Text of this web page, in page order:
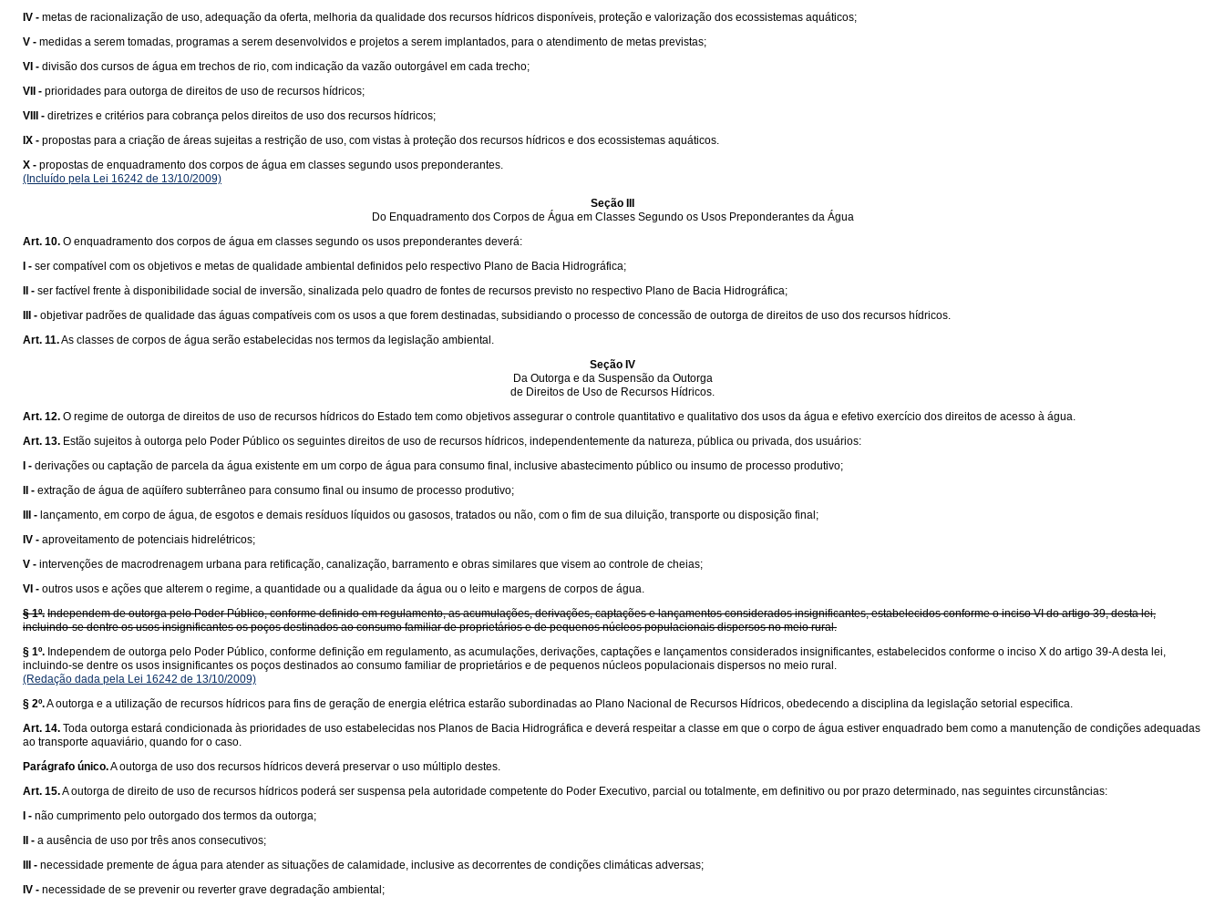
IV - metas de racionalização de uso, adequação da oferta, melhoria da qualidade dos recursos hídricos disponíveis, proteção e valorização dos ecossistemas aquáticos;
V - medidas a serem tomadas, programas a serem desenvolvidos e projetos a serem implantados, para o atendimento de metas previstas;
VI - divisão dos cursos de água em trechos de rio, com indicação da vazão outorgável em cada trecho;
VII - prioridades para outorga de direitos de uso de recursos hídricos;
VIII - diretrizes e critérios para cobrança pelos direitos de uso dos recursos hídricos;
IX - propostas para a criação de áreas sujeitas a restrição de uso, com vistas à proteção dos recursos hídricos e dos ecossistemas aquáticos.
X - propostas de enquadramento dos corpos de água em classes segundo usos preponderantes.
(Incluído pela Lei 16242 de 13/10/2009)
Seção III
Do Enquadramento dos Corpos de Água em Classes Segundo os Usos Preponderantes da Água
Art. 10. O enquadramento dos corpos de água em classes segundo os usos preponderantes deverá:
I - ser compatível com os objetivos e metas de qualidade ambiental definidos pelo respectivo Plano de Bacia Hidrográfica;
II - ser factível frente à disponibilidade social de inversão, sinalizada pelo quadro de fontes de recursos previsto no respectivo Plano de Bacia Hidrográfica;
III - objetivar padrões de qualidade das águas compatíveis com os usos a que forem destinadas, subsidiando o processo de concessão de outorga de direitos de uso dos recursos hídricos.
Art. 11.As classes de corpos de água serão estabelecidas nos termos da legislação ambiental.
Seção IV
Da Outorga e da Suspensão da Outorga
de Direitos de Uso de Recursos Hídricos.
Art. 12. O regime de outorga de direitos de uso de recursos hídricos do Estado tem como objetivos assegurar o controle quantitativo e qualitativo dos usos da água e efetivo exercício dos direitos de acesso à água.
Art. 13. Estão sujeitos à outorga pelo Poder Público os seguintes direitos de uso de recursos hídricos, independentemente da natureza, pública ou privada, dos usuários:
I - derivações ou captação de parcela da água existente em um corpo de água para consumo final, inclusive abastecimento público ou insumo de processo produtivo;
II - extração de água de aqüífero subterrâneo para consumo final ou insumo de processo produtivo;
III - lançamento, em corpo de água, de esgotos e demais resíduos líquidos ou gasosos, tratados ou não, com o fim de sua diluição, transporte ou disposição final;
IV - aproveitamento de potenciais hidrelétricos;
V - intervenções de macrodrenagem urbana para retificação, canalização, barramento e obras similares que visem ao controle de cheias;
VI - outros usos e ações que alterem o regime, a quantidade ou a qualidade da água ou o leito e margens de corpos de água.
§ 1º. Independem de outorga pelo Poder Público, conforme definido em regulamento, as acumulações, derivações, captações e lançamentos considerados insignificantes, estabelecidos conforme o inciso VI do artigo 39, desta lei,
incluindo-se dentre os usos insignificantes os poços destinados ao consumo familiar de proprietários e de pequenos núcleos populacionais dispersos no meio rural.
§ 1º. Independem de outorga pelo Poder Público, conforme definição em regulamento, as acumulações, derivações, captações e lançamentos considerados insignificantes, estabelecidos conforme o inciso X do artigo 39-A desta lei,
incluindo-se dentre os usos insignificantes os poços destinados ao consumo familiar de proprietários e de pequenos núcleos populacionais dispersos no meio rural.
(Redação dada pela Lei 16242 de 13/10/2009)
§ 2º.A outorga e a utilização de recursos hídricos para fins de geração de energia elétrica estarão subordinadas ao Plano Nacional de Recursos Hídricos, obedecendo a disciplina da legislação setorial especifica.
Art. 14. Toda outorga estará condicionada às prioridades de uso estabelecidas nos Planos de Bacia Hidrográfica e deverá respeitar a classe em que o corpo de água estiver enquadrado bem como a manutenção de condições adequadas
ao transporte aquaviário, quando for o caso.
Parágrafo único.A outorga de uso dos recursos hídricos deverá preservar o uso múltiplo destes.
Art. 15.A outorga de direito de uso de recursos hídricos poderá ser suspensa pela autoridade competente do Poder Executivo, parcial ou totalmente, em definitivo ou por prazo determinado, nas seguintes circunstâncias:
I - não cumprimento pelo outorgado dos termos da outorga;
II - a ausência de uso por três anos consecutivos;
III - necessidade premente de água para atender as situações de calamidade, inclusive as decorrentes de condições climáticas adversas;
IV - necessidade de se prevenir ou reverter grave degradação ambiental;